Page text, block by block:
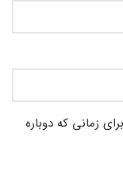
زمانی که دوباره